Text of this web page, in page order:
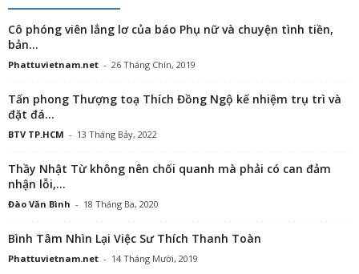
Cô phóng viên lẳng lơ của báo Phụ nữ và chuyện tình tiền,
bản...
Phattuvietnam.net - 26 Tháng Chín, 2019
Tấn phong Thượng toạ Thích Đồng Ngộ kế nhiệm trụ trì và
đặt đá...
BTV TP.HCM - 13 Tháng Bảy, 2022
Thầy Nhật Từ không nên chối quanh mà phải có can đảm
nhận lỗi,...
Đào Văn Bình - 18 Tháng Ba, 2020
Bình Tâm Nhìn Lại Việc Sư Thích Thanh Toàn
Phattuvietnam.net - 14 Tháng Mười, 2019